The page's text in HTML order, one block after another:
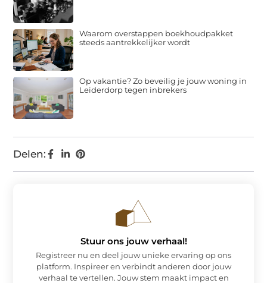
Delen:
Waarom overstappen boekhoudpakket
steeds aantrekkelijker wordt
Op vakantie? Zo beveilig je jouw woning in
Leiderdorp tegen inbrekers
Stuur ons jouw verhaal!
Registreer nu en deel jouw unieke ervaring op ons
platform. Inspireer en verbindt anderen door jouw
verhaal te vertellen. Jouw stem maakt impact en